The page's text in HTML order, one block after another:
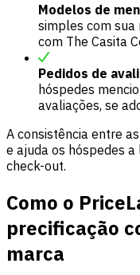
Modelos de
simples com sua
com The Casita
Pedidos de
hóspedes
avaliações, se
A consistência entre
e ajuda os hóspedes
check-out.
Como o
precificação
marca